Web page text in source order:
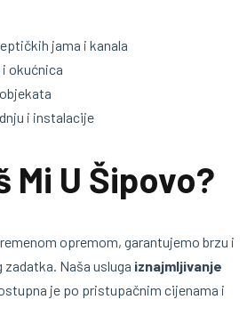
jama i kanala
okućnica
i instalacije
Mi U Šipovo?
opremom, garantujemo brzu i
Naša usluga iznajmljivanje
je po pristupačnim cijenama i